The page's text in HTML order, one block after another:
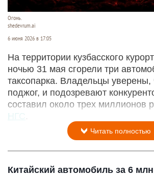
Огонь.
shedevrum.ai
6 июня 2026 в 17:05
На территории кузбасского
ночью 31 мая сгорели три
таксопарка. Владельцы уверены,
поджог, и подозревают
составил около трех миллионов
НГС
Читать полностью
Китайский автомобиль за 6